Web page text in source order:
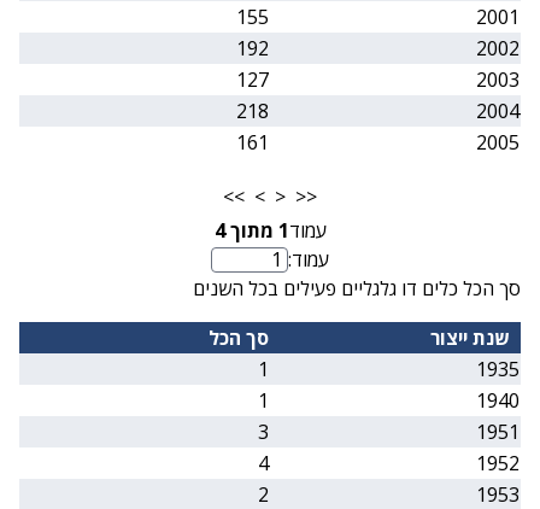
2001
155
2002
192
2003
127
2004
218
2005
161
<<
<
>
>>
עמוד1 מתוך 4
מספר עמוד
עמוד:
סך הכל כלים דו גלגליים פעילים בכל השנים
שנת ייצור
סך הכל
1935
1
1940
1
1951
3
1952
4
1953
2